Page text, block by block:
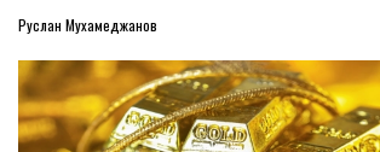
Руслан Мухамеджанов